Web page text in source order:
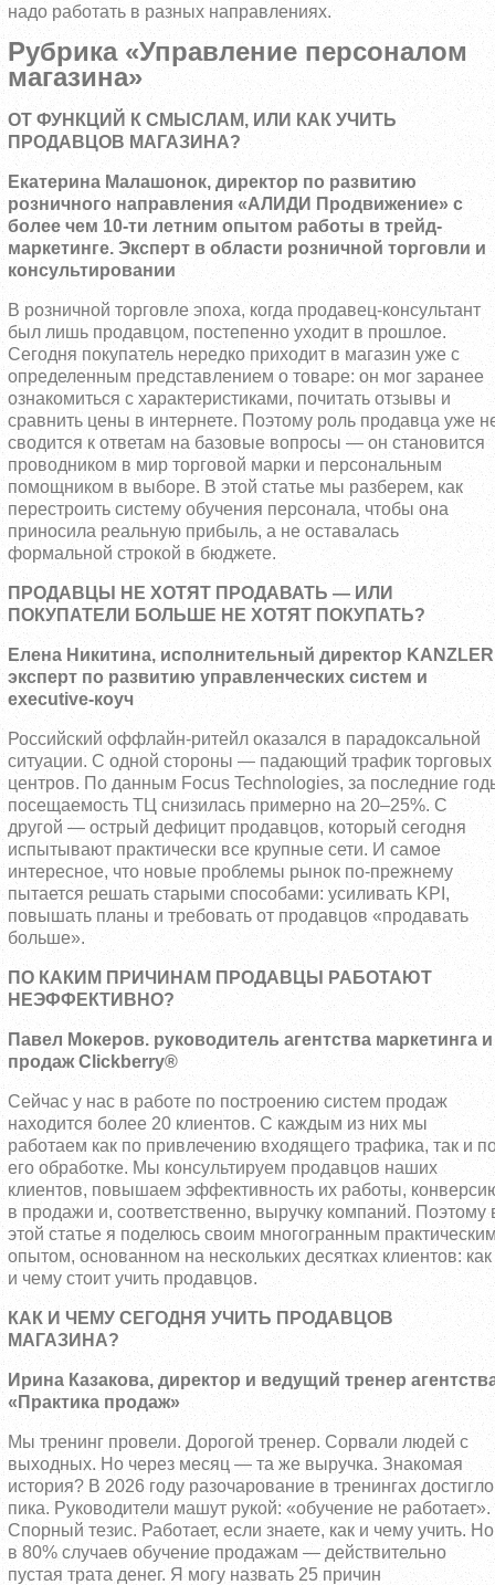
надо работать в разных направлениях.
Рубрика «Управление персоналом
магазина»
ОТ ФУНКЦИЙ К СМЫСЛАМ, ИЛИ КАК УЧИТЬ
ПРОДАВЦОВ МАГАЗИНА?
Екатерина Малашонок, директор по развитию
розничного направления «АЛИДИ Продвижение» с
более чем 10-ти летним опытом работы в трейд-
маркетинге. Эксперт в области розничной торговли и
консультировании
В розничной торговле эпоха, когда продавец-консультант
был лишь продавцом, постепенно уходит в прошлое.
Сегодня покупатель нередко приходит в магазин уже с
определенным представлением о товаре: он мог заранее
ознакомиться с характеристиками, почитать отзывы и
сравнить цены в интернете. Поэтому роль продавца уже
сводится к ответам на базовые вопросы — он становится
проводником в мир торговой марки и персональным
помощником в выборе. В этой статье мы разберем, как
перестроить систему обучения персонала, чтобы она
приносила реальную прибыль, а не оставалась
формальной строкой в бюджете.
ПРОДАВЦЫ НЕ ХОТЯТ ПРОДАВАТЬ — ИЛИ
ПОКУПАТЕЛИ БОЛЬШЕ НЕ ХОТЯТ ПОКУПАТЬ?
Елена Никитина, исполнительный директор
эксперт по развитию управленческих систем и
executive-коуч
Российский оффлайн-ритейл оказался в парадоксальной
ситуации. С одной стороны — падающий трафик торговых
центров. По данным Focus Technologies, за последние
посещаемость ТЦ снизилась примерно на 20–25%. С
другой — острый дефицит продавцов, который сегодня
испытывают практически все крупные сети. И самое
интересное, что новые проблемы рынок по-прежнему
пытается решать старыми способами: усиливать KPI,
повышать планы и требовать от продавцов «продавать
больше».
ПО КАКИМ ПРИЧИНАМ ПРОДАВЦЫ РАБОТАЮТ
НЕЭФФЕКТИВНО?
Павел Мокеров. руководитель агентства маркетинга и
продаж Clickberry®
Сейчас у нас в работе по построению систем продаж
находится более 20 клиентов. С каждым из них мы
работаем как по привлечению входящего трафика, так и
его обработке. Мы консультируем продавцов наших
клиентов, повышаем эффективность их работы,
в продажи и, соответственно, выручку компаний. Поэтому
этой статье я поделюсь своим многогранным
опытом, основанном на нескольких десятках клиентов: как
и чему стоит учить продавцов.
КАК И ЧЕМУ СЕГОДНЯ УЧИТЬ ПРОДАВЦОВ
МАГАЗИНА?
Ирина Казакова, директор и ведущий тренер
«Практика продаж»
Мы тренинг провели. Дорогой тренер. Сорвали людей с
выходных. Но через месяц — та же выручка. Знакомая
история? В 2026 году разочарование в тренингах достигло
пика. Руководители машут рукой: «обучение не работает».
Спорный тезис. Работает, если знаете, как и чему учить. Но
в 80% случаев обучение продажам — действительно
пустая трата денег. Я могу назвать 25 причин